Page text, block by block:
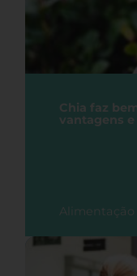
Chia faz
vantagens
Alimentação